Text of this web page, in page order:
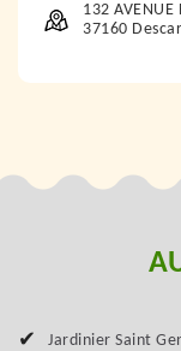
132
37160
Jardinier Saint